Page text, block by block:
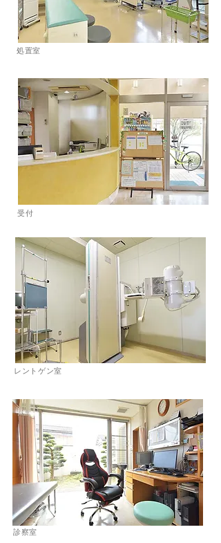
処置室
受付
レントゲン室
診察室